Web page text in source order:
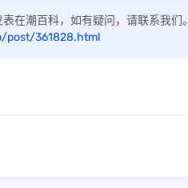
在潮百科，如有疑问，请联系我们。
post/361828.html